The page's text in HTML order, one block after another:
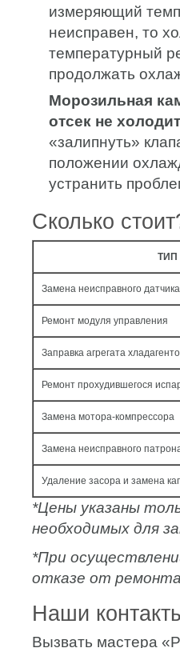
измеряющий
неисправен, то
температурный
продолжать
Морозильная
отсек не
«залипнуть»
положении
устранить
Сколько
ТИП
Замена неисправного
Ремонт модуля управления
Заправка агрегата
Ремонт прохудившегося
Замена мотора-компрессора
Замена неисправного
Удаление засора и замена
*Цены указаны
необходимых для
*При
отказе от ремонта
Наши
Вызвать мастера